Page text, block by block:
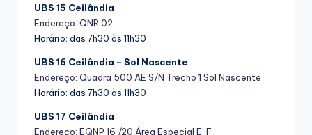
UBS 15 Ceilândia
Endereço: QNR 02
Horário: das 7h30 às 11h30
UBS 16 Ceilândia – Sol Nascente
Endereço: Quadra 500 AE S/N Trecho 1 Sol Nascente
Horário: das 7h30 às 11h30
UBS 17 Ceilândia
Endereço: EQNP 16 /20 Área Especial E, F